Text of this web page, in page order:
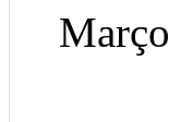
Março